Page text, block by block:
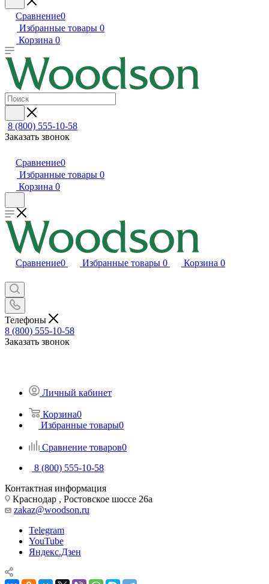
Сравнение0
Избранные товары 0
Корзина 0
8 (800) 555-10-58
Заказать звонок
Сравнение0
Избранные товары 0
Корзина 0
Сравнение0 Избранные товары 0 Корзина 0
Телефоны
8 (800) 555-10-58
Заказать звонок
Личный кабинет
Корзина0
Избранные товары0
Сравнение товаров0
8 (800) 555-10-58
Контактная информация
Краснодар , Ростовское шоссе 26а
zakaz@woodson.ru
Telegram
YouTube
Яндекс.Дзен